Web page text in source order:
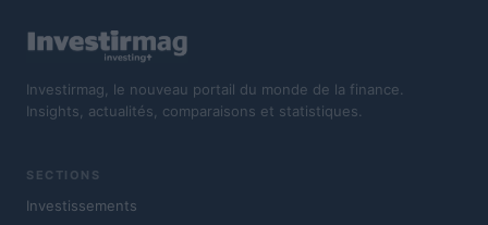
Investirmag, le nouveau portail du monde de la finance.
Insights, actualités, comparaisons et statistiques.
SECTIONS
Investissements